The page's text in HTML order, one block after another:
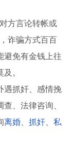
方言论转帐或
诈骗方式百百
避免有金钱上往
。
遇抓奸、感情挽
、法律咨询、
离婚 、抓奸 、私